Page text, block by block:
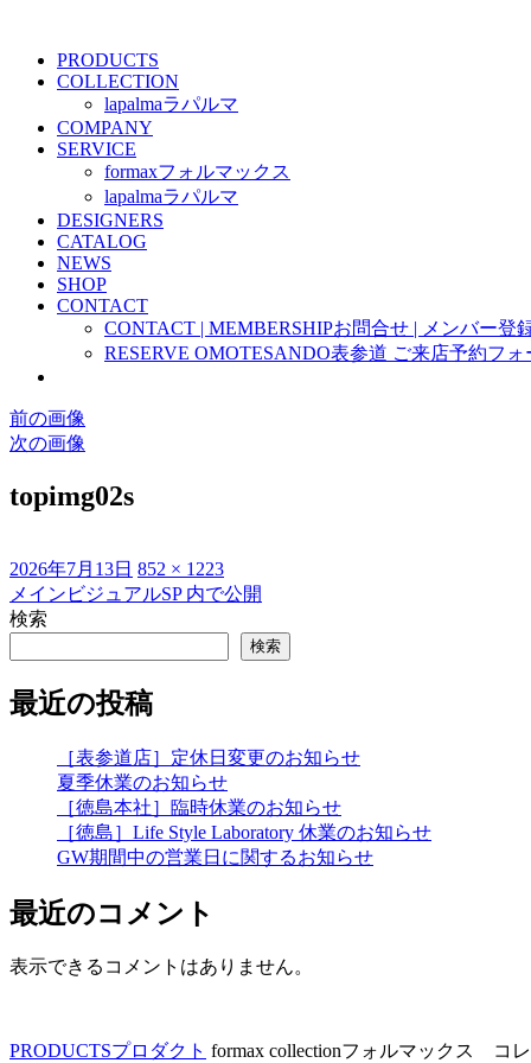
PRODUCTS
COLLECTION
lapalmaラパルマ
COMPANY
SERVICE
formaxフォルマックス
lapalmaラパルマ
DESIGNERS
CATALOG
NEWS
SHOP
CONTACT
CONTACT | MEMBERSHIPお問合せ | メンバー登
RESERVE OMOTESANDO表参道 ご来店予約フォ
前の画像
次の画像
topimg02s
投
稿
日:
2026年7月13日 フ
ル
ズ
852 × 1223
投
稿
ビ
ン
メインビジュアルSP 内で公開
検索
検索
最近の投稿
［表参道店］定休日変更のお知らせ
夏季休業のお知らせ
［徳島本社］臨時休業のお知らせ
［徳島］Life Style Laboratory 休業のお知らせ
GW期間中の営業日に関するお知らせ
最近のコメント
表示できるコメントはありません。
PRODUCTSプロダクト formax collectionフォルマックス コ